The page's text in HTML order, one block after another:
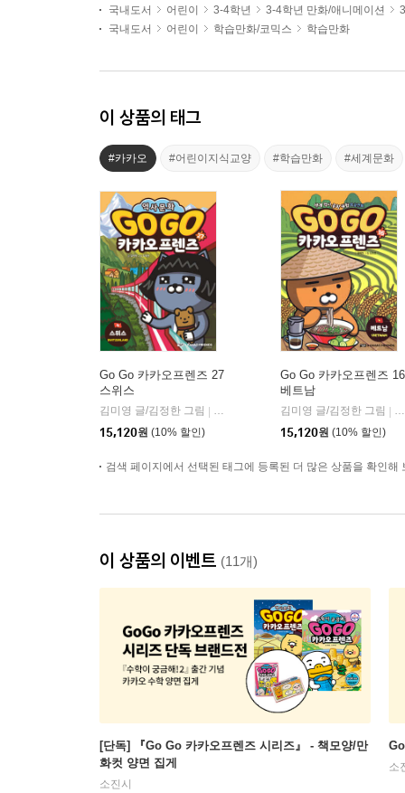
국내도서
어린이 3-4학년 3-4학년 만화/애니메이션
국내도서
어린이 학습만화/코믹스 학습만화
이 상품의 태그
#카카오 #어린이지식교양 #학습만화 #세계문화
Go Go 카카오프렌즈 27
스위스
김미영 글/김정한 그림
아울북
15,120원 (10% 할인)
Go Go 카카오프렌즈 16
베트남
김미영 글/김정한 그림
15,120원 (10% 할인)
검색 페이지에서 선택된 태그에 등록된 더 많은 상품을 확인해
이 상품의 이벤트 (11개)
[단독] 『Go Go 카카오프렌즈 시리즈』 - 책모양/만
화컷 양면 집게
소진시
소